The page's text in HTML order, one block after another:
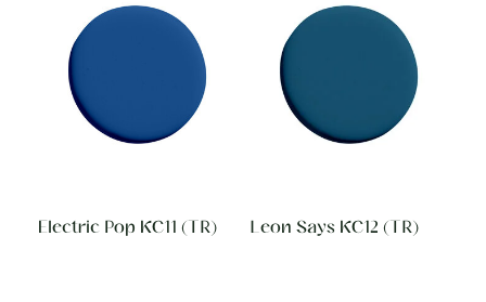
Electric Pop KC11 (TR) Leon Says KC12 (TR)